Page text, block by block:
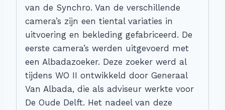
van de Synchro. Van de verschillende
camera’s zijn een tiental variaties in
uitvoering en bekleding gefabriceerd. De
eerste camera’s werden uitgevoerd met
een Albadazoeker. Deze zoeker werd al
tijdens WO II ontwikkeld door Generaal
Van Albada, die als adviseur werkte voor
De Oude Delft. Het nadeel van deze